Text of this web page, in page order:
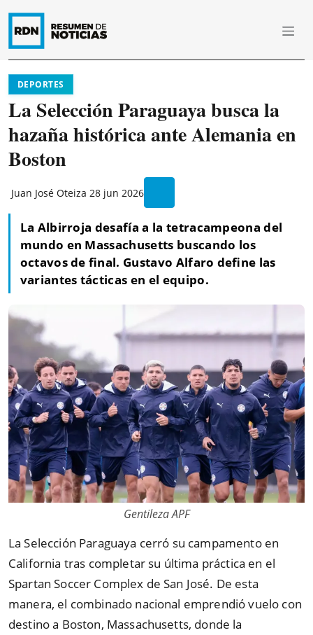
DEPORTES
La Selección Paraguaya busca la
hazaña histórica ante Alemania en
Boston
Juan José Oteiza 28 jun 2026
La Albirroja desafía a la tetracampeona del
mundo en Massachusetts buscando los
octavos de final. Gustavo Alfaro define las
variantes tácticas en el equipo.
Gentileza APF
La Selección Paraguaya cerró su campamento en
California tras completar su última práctica en el
Spartan Soccer Complex de San José. De esta
manera, el combinado nacional emprendió vuelo con
destino a Boston, Massachusetts, donde la